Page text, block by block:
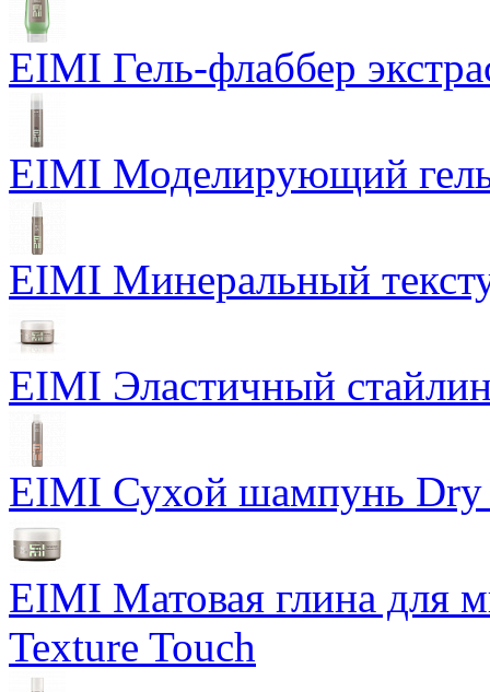
EIMI Гель-флаббер
EIMI Моделирующий
EIMI Минеральный
EIMI Эластичный
EIMI Сухой шампунь Dry
EIMI Матовая глина для
Texture Touch